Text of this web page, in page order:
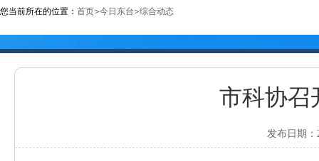
您当前所在的位置： 首页>今日东台>综合动态
市科协召
发布日期：